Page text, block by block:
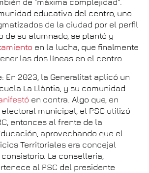
de "máxima complejidad".
educativa del centro, uno
de la ciudad por el perfil
de su alumnado, se plantó y
en la lucha, que finalmente
las dos líneas en el centro.
En 2023, la Generalitat aplicó un
La Llàntia, y su comunidad
en contra. Algo que, en
municipal, el PSC utilizó
entonces al frente de la
aprovechando que el
Territoriales era concejal
La conselleria,
al PSC del presidente